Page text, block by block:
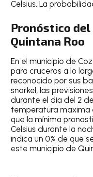
Celsius. La
Pronóstico del
Quintana Roo
En elmunicipio de
para cruceros a lo
reconocido por sus
snorkel , las
durante eldía del 2
temperaturamáxima
que lamínima
Celsius durante la
indica un0% de que
este municipio de